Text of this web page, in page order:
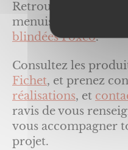
Retrouver les
menuiseries sur nos
blindées Foxeo.
Consultez les
Fichet, et prenez
réalisations, et
ravis de vous
vous accompagner
projet.